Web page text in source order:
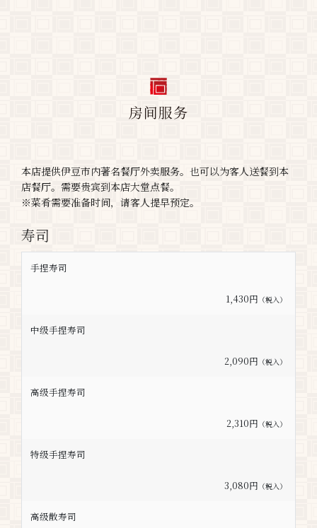
本店提供伊豆市内著名餐厅外卖服务。也可以为客人送餐到本
店餐厅。需要贵宾到本店大堂点餐。
※菜肴需要准备时间，请客人提早预定。
寿司
手捏寿司
1,430円 （税入）
中级手捏寿司
2,090円 （税入）
高级手捏寿司
2,310円 （税入）
特级手捏寿司
3,080円 （税入）
高级散寿司